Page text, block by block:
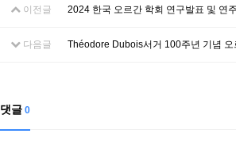
이전글 2024 한국 오르간 학회 연구발표 및 연
다음글 Théodore Dubois서거 100주년 기념 오
댓글 0